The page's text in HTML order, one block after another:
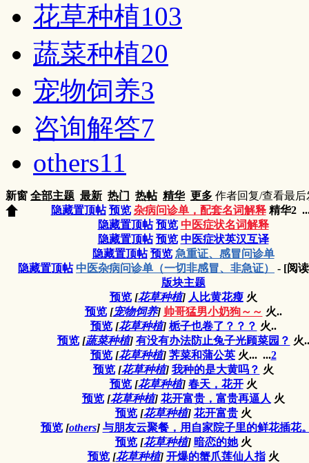
花草种植103
蔬菜种植20
宠物饲养3
咨询解答7
others11
新窗 全部主题 最新 热门 热帖 精华 更多 作者回复/查看最后
隐藏置顶帖 预览 杂病问诊单，配套名词解释 精华2
隐藏置顶帖 预览 中医症状名词解释
隐藏置顶帖 预览 中医症状英汉互译
隐藏置顶帖 预览 急重证、感冒问诊单
隐藏置顶帖 中医杂病问诊单（一切非感冒、非急证）
- [阅
版块主题
预览 [花草种植] 人比黄花瘦 火
预览 [宠物饲养] 帅哥猛男小奶狗～～ 火..
预览 [花草种植] 栀子也卷了？？？ 火..
预览 [蔬菜种植] 有没有办法防止兔子光顾菜园？ 火..
预览 [花草种植] 荠菜和蒲公英 火... ...2
预览 [花草种植] 我种的是大黄吗？ 火
预览 [花草种植] 春天，花开 火
预览 [花草种植] 花开富贵，富贵再逼人 火
预览 [花草种植] 花开富贵 火
预览 [others] 与朋友云聚餐，用自家院子里的鲜花插花
预览 [花草种植] 暗恋的她 火
预览 [花草种植] 开爆的蟹爪莲仙人指 火